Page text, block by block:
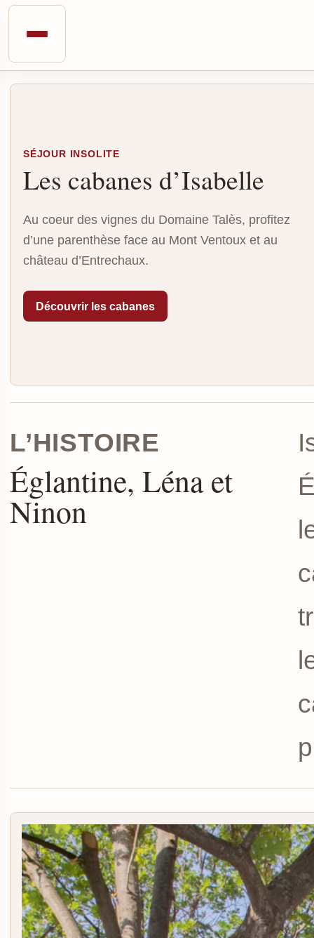
SÉJOUR INSOLITE
Les cabanes d’Isabelle
Au coeur des vignes du Domaine Talès, profitez
d’une parenthèse face au Mont Ventoux et au
château d’Entrechaux.
Découvrir les cabanes
L’HISTOIRE
Églantine, Léna et
Ninon